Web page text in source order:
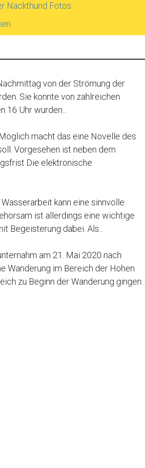
Nackthund Fotos
von der Strömung der
Sie konnte von zahlreichen
Uhr wurden...
macht das eine Novelle des
Vorgesehen ist neben dem
Die elektronische
kann eine sinnvolle
ist allerdings eine wichtige
Begeisterung dabei. Als...
am 21. Mai 2020 nach
Wanderung im Bereich der Hohen
zu Beginn der Wanderung gingen...